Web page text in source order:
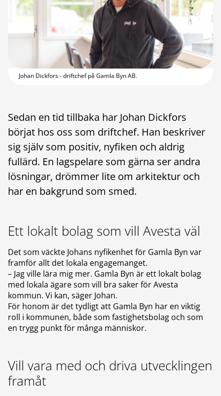
Johan Dickfors - driftchef på Gamla Byn AB.
Sedan en tid tillbaka har Johan Dickfors
börjat hos oss som driftchef. Han beskriver
sig själv som positiv, nyfiken och aldrig
fullärd. En lagspelare som gärna ser andra
lösningar, drömmer lite om arkitektur och
har en bakgrund som smed.
Ett lokalt bolag som vill Avesta väl
Det som väckte Johans nyfikenhet för Gamla Byn var
framför allt det lokala engagemanget.
– Jag ville lära mig mer. Gamla Byn är ett lokalt bolag
med lokala ägare som vill bra saker för Avesta
kommun. Vi kan, säger Johan.
För honom är det tydligt att Gamla Byn har en viktig
roll i kommunen, både som fastighetsbolag och som
en trygg punkt för många människor.
Vill vara med och driva utvecklingen
framåt